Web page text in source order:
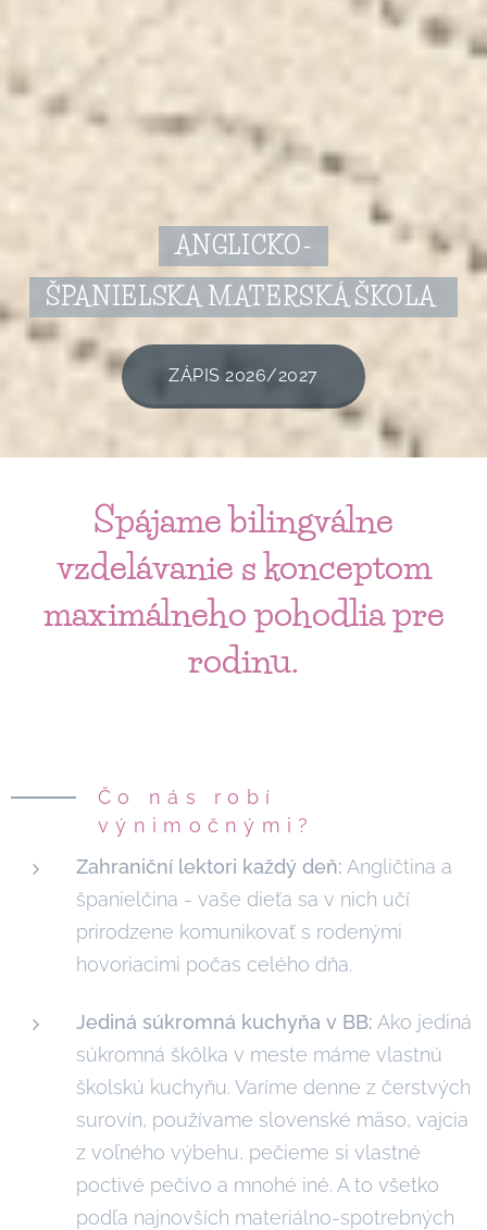
ANGLICKO-
ŠPANIELSKA MATERSKÁ ŠKOLA
ZÁPIS 2026/2027
Spájame bilingválne
vzdelávanie s konceptom
maximálneho pohodlia pre
rodinu.
Čo nás robí
výnimočnými?
Zahraniční lektori každý deň: Angličtina a
španielčina - vaše dieťa sa v nich učí
prirodzene komunikovať s rodenými
hovoriacimi počas celého dňa.
Jediná súkromná kuchyňa v BB: Ako jediná
súkromná škôlka v meste máme vlastnú
školskú kuchyňu. Varíme denne z čerstvých
surovín, používame slovenské mäso, vajcia
z voľného výbehu, pečieme si vlastné
poctivé pečivo a mnohé iné. A to všetko
podľa najnovších materiálno-spotrebných